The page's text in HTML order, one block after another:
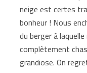
neige est certes
bonheur ! Nous
du berger à
complètement
grandiose. On